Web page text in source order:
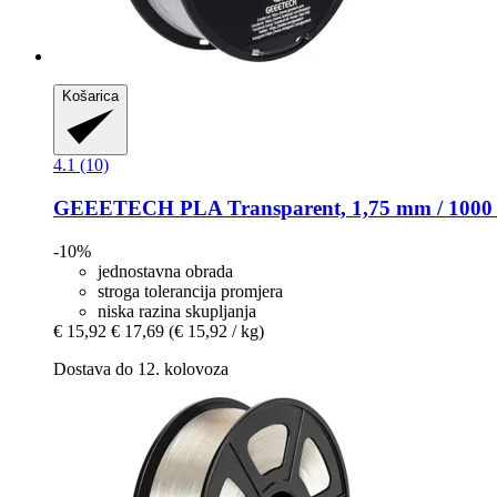
Košarica
4.1 (10)
GEEETECH PLA Transparent, 1,75 mm / 1000
-10%
jednostavna obrada
stroga tolerancija promjera
niska razina skupljanja
€ 15,92 € 17,69 (€ 15,92 / kg)
Dostava do 12. kolovoza